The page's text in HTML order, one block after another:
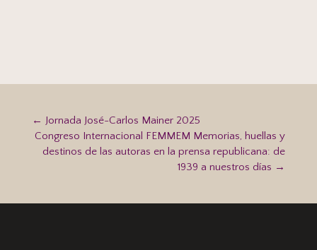
← Jornada José-Carlos Mainer 2025
Congreso Internacional FEMMEM Memorias, huellas y
destinos de las autoras en la prensa republicana: de
1939 a nuestros días →